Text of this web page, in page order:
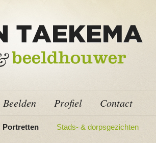
Beelden Profiel Contact
Portretten Stads- & dorpsgezichten